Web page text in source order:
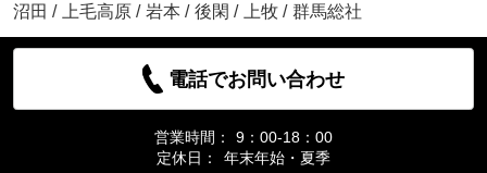
沼田 / 上毛高原 / 岩本 / 後閑 / 上牧 / 群馬総社
電話でお問い合わせ
営業時間：
9：00-18：00
定休日：
年末年始・夏季